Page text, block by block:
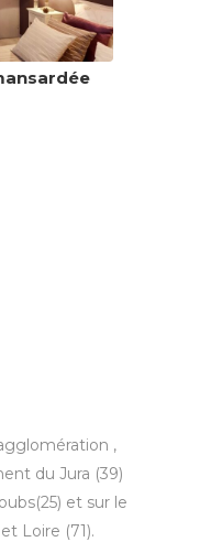
,
du Jura (39)
et sur le
Loire (71).